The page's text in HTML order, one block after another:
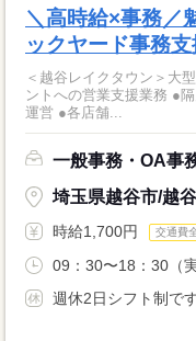
＼高時給×事務／
ックヤード事務支
＜越谷レイクタウン＞大
ントへの営業支援業務 ●
運営 ●各店舗...
一般事務・OA事
埼玉県越谷市/越
時給1,700円 交通費
09：30〜18：30（
週休2日シフト制で